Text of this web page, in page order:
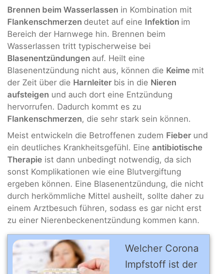
Brennen beim Wasserlassen in Kombination mit
Flankenschmerzen deutet auf eine Infektion im
Bereich der Harnwege hin. Brennen beim
Wasserlassen tritt typischerweise bei
Blasenentzündungen auf. Heilt eine
Blasenentzündung nicht aus, können die Keime mit
der Zeit über die Harnleiter bis in die Nieren
aufsteigen und auch dort eine Entzündung
hervorrufen. Dadurch kommt es zu
Flankenschmerzen, die sehr stark sein können.
Meist entwickeln die Betroffenen zudem Fieber und
ein deutliches Krankheitsgefühl. Eine antibiotische
Therapie ist dann unbedingt notwendig, da sich
sonst Komplikationen wie eine Blutvergiftung
ergeben können. Eine Blasenentzündung, die nicht
durch herkömmliche Mittel ausheilt, sollte daher zu
einem Arztbesuch führen, sodass es gar nicht erst
zu einer Nierenbeckenentzündung kommen kann.
Welcher Corona
Impfstoff ist der